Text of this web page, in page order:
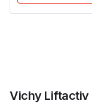
Vichy Liftactiv